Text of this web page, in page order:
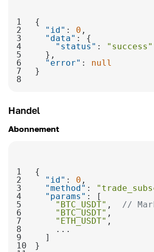
1
2
"id" : 0
3
"data"
4
"status" :
"success"
5
6
"error" : null
7
8
Handel
Abonnement
1
2
"id" : 0
3
"method" :
4
"params"
5
"BTC_USDT" , //
6
"BTC_USDT"
7
"ETH_USDT"
8
9
10